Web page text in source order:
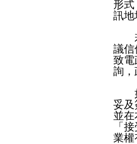
形
訊地
若
議信
致電
詢，
如
妥及
並
「
業權